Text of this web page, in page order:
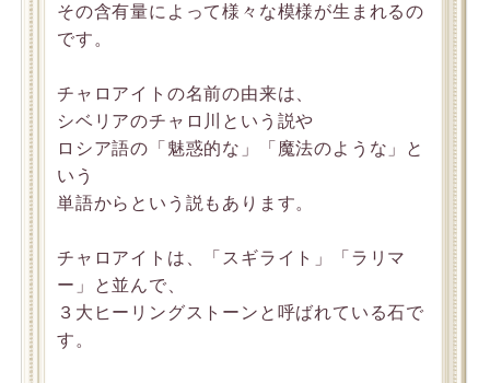
その含有量によって様々な模様が生まれるの
です。
チャロアイトの名前の由来は、
シベリアのチャロ川という説や
ロシア語の「魅惑的な」「魔法のような」と
いう
単語からという説もあります。
チャロアイトは、「スギライト」「ラリマ
ー」と並んで、
３大ヒーリングストーンと呼ばれている石で
す。